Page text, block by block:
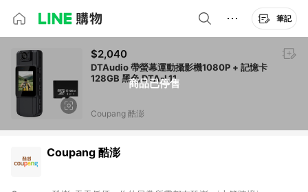
筆記
商品已停售
$2,040
DTAudio 帶螢幕運動攝影機1080P + 記憶卡
128GB 黑色 DTA-L11
Coupang 酷澎
Coupang 酷澎